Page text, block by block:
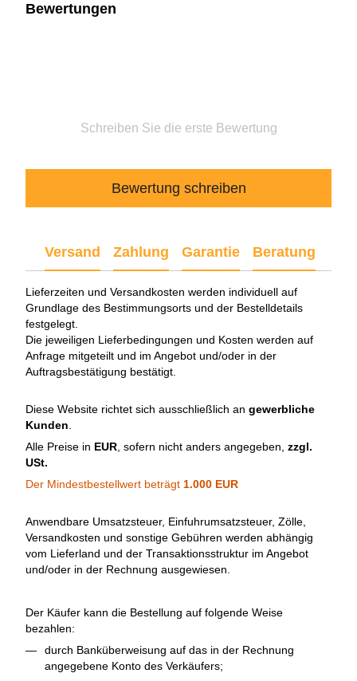
Bewertungen
Schreiben Sie die erste Bewertung
Bewertung schreiben
Versand Zahlung Garantie Beratung
Lieferzeiten und Versandkosten werden individuell auf
Grundlage des Bestimmungsorts und der Bestelldetails
festgelegt.
Die jeweiligen Lieferbedingungen und Kosten werden auf
Anfrage mitgeteilt und im Angebot und/oder in der
Auftragsbestätigung bestätigt.
Diese Website richtet sich ausschließlich an gewerbliche
Kunden
Alle Preise in EUR , sofern nicht anders angegeben, zzgl.
USt.
Der Mindestbestellwert beträgt 1.000 EUR
Anwendbare Umsatzsteuer, Einfuhrumsatzsteuer, Zölle,
Versandkosten und sonstige Gebühren werden abhängig
vom Lieferland und der Transaktionsstruktur im Angebot
und/oder in der Rechnung ausgewiesen.
Der Käufer kann die Bestellung auf folgende Weise
bezahlen:
durch Banküberweisung auf das in der Rechnung
angegebene Konto des Verkäufers;